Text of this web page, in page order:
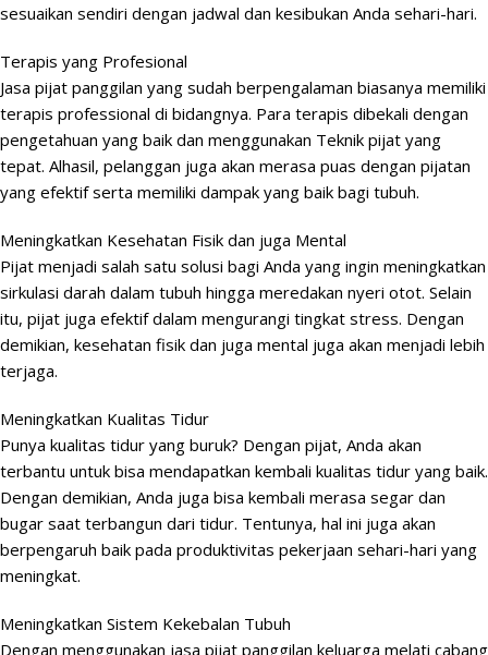
sesuaikan sendiri dengan jadwal dan kesibukan Anda sehari-hari.
Terapis yang Profesional
Jasa pijat panggilan yang sudah berpengalaman biasanya memiliki
terapis professional di bidangnya. Para terapis dibekali dengan
pengetahuan yang baik dan menggunakan Teknik pijat yang
tepat. Alhasil, pelanggan juga akan merasa puas dengan pijatan
yang efektif serta memiliki dampak yang baik bagi tubuh.
Meningkatkan Kesehatan Fisik dan juga Mental
Pijat menjadi salah satu solusi bagi Anda yang ingin meningkatkan
sirkulasi darah dalam tubuh hingga meredakan nyeri otot. Selain
itu, pijat juga efektif dalam mengurangi tingkat stress. Dengan
demikian, kesehatan fisik dan juga mental juga akan menjadi lebih
terjaga.
Meningkatkan Kualitas Tidur
Punya kualitas tidur yang buruk? Dengan pijat, Anda akan
terbantu untuk bisa mendapatkan kembali kualitas tidur yang baik.
Dengan demikian, Anda juga bisa kembali merasa segar dan
bugar saat terbangun dari tidur. Tentunya, hal ini juga akan
berpengaruh baik pada produktivitas pekerjaan sehari-hari yang
meningkat.
Meningkatkan Sistem Kekebalan Tubuh
Dengan menggunakan jasa pijat panggilan keluarga melati cabang